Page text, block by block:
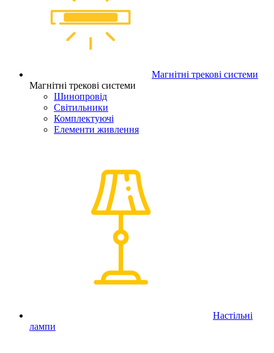
Магнітні трекові системи
Магнітні трекові системи
Шинопровід
Світильники
Комплектуючі
Елементи живлення
Настільні
лампи